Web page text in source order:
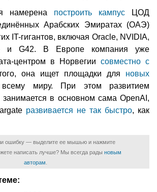
намерена построить кампус ЦОД
Арабских Эмиратах (ОАЭ)
IT-гигантов, включая Oracle, NVIDIA,
и G42. В Европе компания уже
центром в Норвегии совместно с
она ищет площадки для новых
миру. При этом развитием
занимается в основном сама OpenAI,
развивается не так быстро, как
ошибку — выделите ее мышью и нажмите
написать лучше? Мы всегда рады новым
авторам